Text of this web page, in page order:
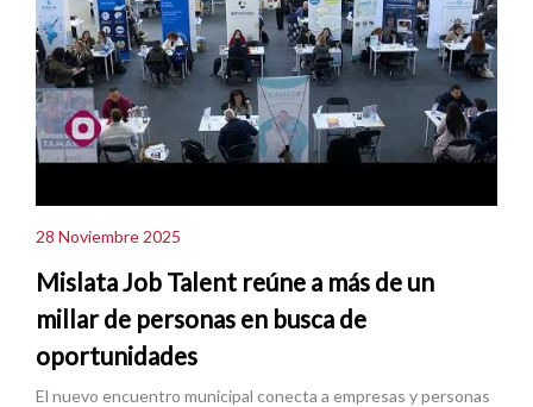
28 Noviembre 2025
Mislata Job Talent reúne a más de un
millar de personas en busca de
oportunidades
El nuevo encuentro municipal conecta a empresas y personas